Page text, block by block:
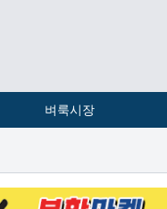
벼룩시장